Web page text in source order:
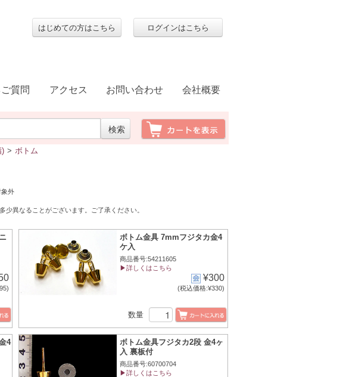
ログインはこちら
はじめての方はこちら
質問 アクセス お問い合わせ 会社概要
) > ボトム
象外
異なることがございます。ご了承ください。
ボトム金具 7mmフジタカ金4
ケ入
商品番号:54211605
▶詳しくはこちら
¥300
(税込価格:¥330)
数量
4
ボトム金具フジタカ2段 金4ヶ
入 裏板付
商品番号:60700704
▶詳しくはこちら